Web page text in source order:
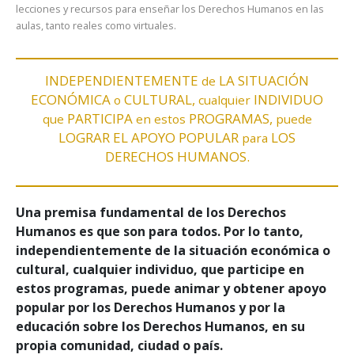
lecciones y recursos para enseñar los Derechos Humanos en las
aulas, tanto reales como virtuales.
INDEPENDIENTEMENTE de LA SITUACIÓN
ECONÓMICA o CULTURAL, cualquier INDIVIDUO
que PARTICIPA en estos PROGRAMAS, puede
LOGRAR EL APOYO POPULAR para LOS
DERECHOS HUMANOS.
Una premisa fundamental de los Derechos
Humanos es que son para todos. Por lo tanto,
independientemente de la situación económica o
cultural, cualquier individuo, que participe en
estos programas, puede animar y obtener apoyo
popular por los Derechos Humanos y por la
educación sobre los Derechos Humanos, en su
propia comunidad, ciudad o país.